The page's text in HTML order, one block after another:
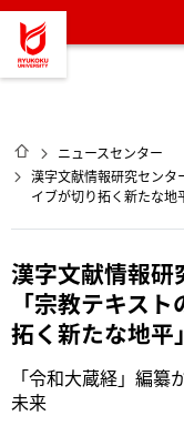
龍
HOME
ニュースセンター
漢字文献情報研究センタ
イブが切り拓く新たな地
漢字文献情報研
「宗教テキス
拓く新たな地平」
「令和大蔵経」編
未来